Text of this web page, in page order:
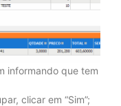
informando que tem
clicar em “Sim”;